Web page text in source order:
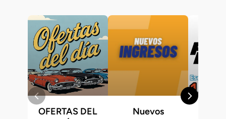
OFERTAS DEL
Nuevos